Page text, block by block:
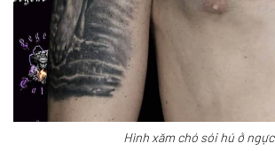
Hình xăm chó sói hú ở ngực